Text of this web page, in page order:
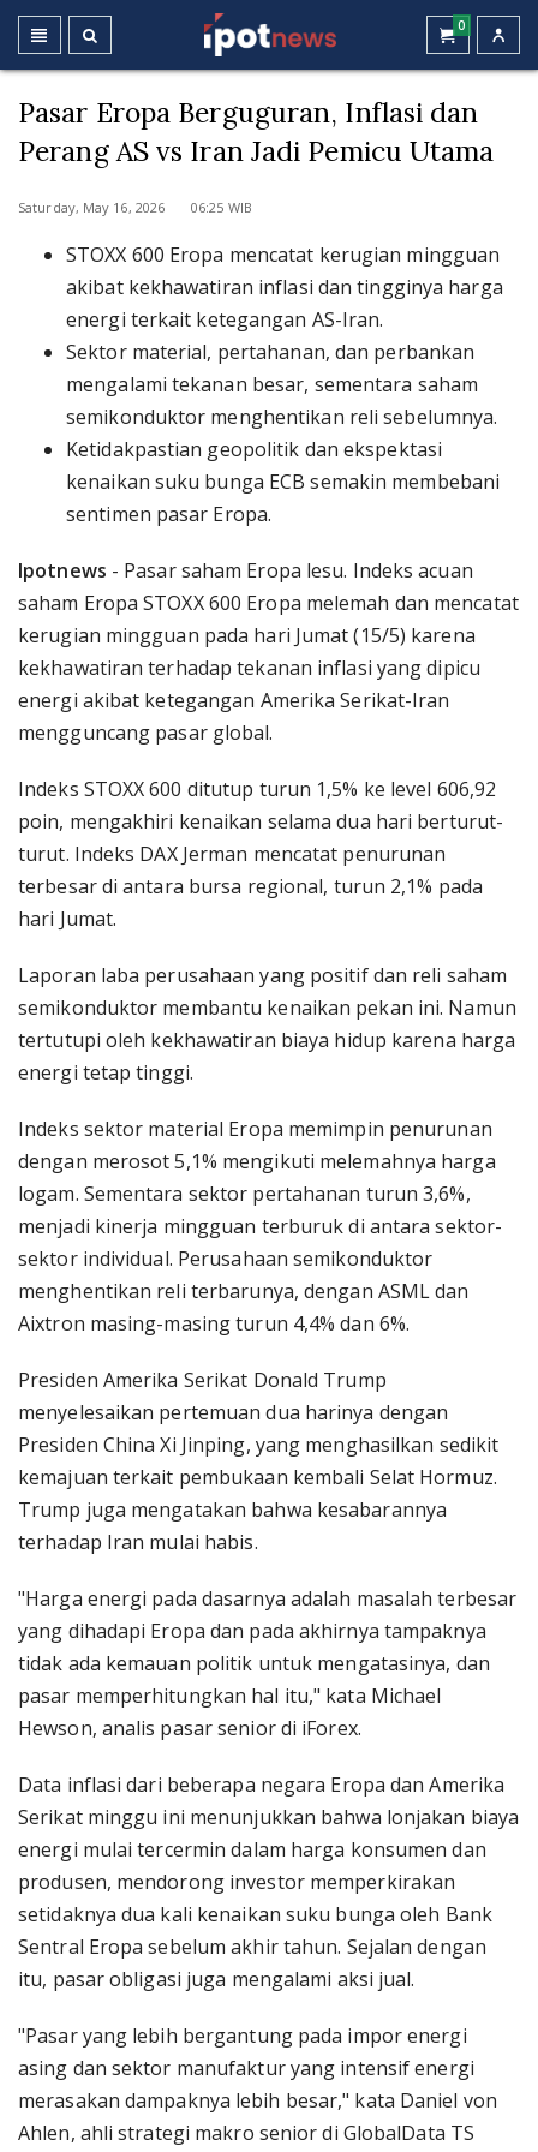
0
Pasar Eropa Berguguran, Inflasi dan
Perang AS vs Iran Jadi Pemicu Utama
Saturday, May 16, 2026 06:25 WIB
STOXX 600 Eropa mencatat kerugian mingguan
akibat kekhawatiran inflasi dan tingginya harga
energi terkait ketegangan AS-Iran.
Sektor material, pertahanan, dan perbankan
mengalami tekanan besar, sementara saham
semikonduktor menghentikan reli sebelumnya.
Ketidakpastian geopolitik dan ekspektasi
kenaikan suku bunga ECB semakin membebani
sentimen pasar Eropa.
Ipotnews - Pasar saham Eropa lesu. Indeks acuan
saham Eropa STOXX 600 Eropa melemah dan mencatat
kerugian mingguan pada hari Jumat (15/5) karena
kekhawatiran terhadap tekanan inflasi yang dipicu
energi akibat ketegangan Amerika Serikat-Iran
mengguncang pasar global.
Indeks STOXX 600 ditutup turun 1,5% ke level 606,92
poin, mengakhiri kenaikan selama dua hari berturut-
turut. Indeks DAX Jerman mencatat penurunan
terbesar di antara bursa regional, turun 2,1% pada
hari Jumat.
Laporan laba perusahaan yang positif dan reli saham
semikonduktor membantu kenaikan pekan ini. Namun
tertutupi oleh kekhawatiran biaya hidup karena harga
energi tetap tinggi.
Indeks sektor material Eropa memimpin penurunan
dengan merosot 5,1% mengikuti melemahnya harga
logam. Sementara sektor pertahanan turun 3,6%,
menjadi kinerja mingguan terburuk di antara sektor-
sektor individual. Perusahaan semikonduktor
menghentikan reli terbarunya, dengan ASML dan
Aixtron masing-masing turun 4,4% dan 6%.
Presiden Amerika Serikat Donald Trump
menyelesaikan pertemuan dua harinya dengan
Presiden China Xi Jinping, yang menghasilkan sedikit
kemajuan terkait pembukaan kembali Selat Hormuz.
Trump juga mengatakan bahwa kesabarannya
terhadap Iran mulai habis.
"Harga energi pada dasarnya adalah masalah terbesar
yang dihadapi Eropa dan pada akhirnya tampaknya
tidak ada kemauan politik untuk mengatasinya, dan
pasar memperhitungkan hal itu," kata Michael
Hewson, analis pasar senior di iForex.
Data inflasi dari beberapa negara Eropa dan Amerika
Serikat minggu ini menunjukkan bahwa lonjakan biaya
energi mulai tercermin dalam harga konsumen dan
produsen, mendorong investor memperkirakan
setidaknya dua kali kenaikan suku bunga oleh Bank
Sentral Eropa sebelum akhir tahun. Sejalan dengan
itu, pasar obligasi juga mengalami aksi jual.
"Pasar yang lebih bergantung pada impor energi
asing dan sektor manufaktur yang intensif energi
merasakan dampaknya lebih besar," kata Daniel von
Ahlen, ahli strategi makro senior di GlobalData TS